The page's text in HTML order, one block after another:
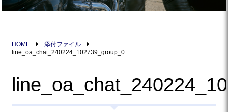
HOME
添付ファイル
line_oa_chat_240224_102739_group_0